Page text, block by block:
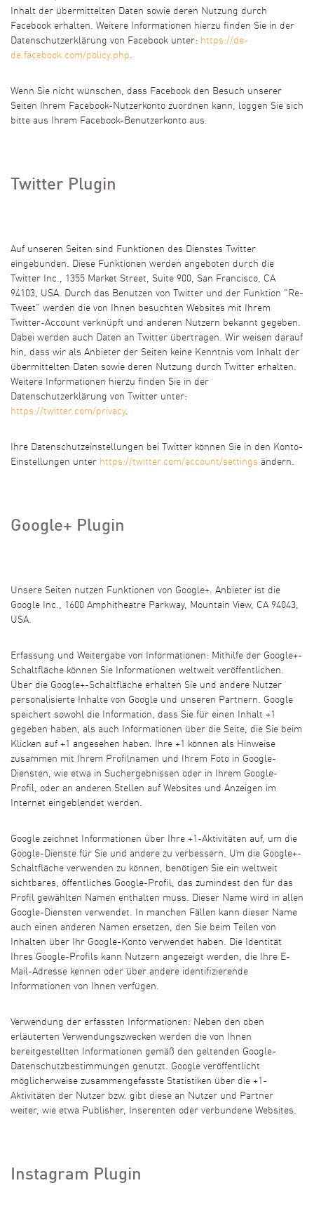
Inhalt der übermittelten Daten sowie deren Nutzung durch
Facebook erhalten. Weitere Informationen hierzu finden Sie in der
Datenschutzerklärung von Facebook unter: https://de-
de.facebook.com/policy.php.
Wenn Sie nicht wünschen, dass Facebook den Besuch unserer
Seiten Ihrem Facebook-Nutzerkonto zuordnen kann, loggen Sie sich
bitte aus Ihrem Facebook-Benutzerkonto aus.
Twitter Plugin
Auf unseren Seiten sind Funktionen des Dienstes Twitter
eingebunden. Diese Funktionen werden angeboten durch die
Twitter Inc., 1355 Market Street, Suite 900, San Francisco, CA
94103, USA. Durch das Benutzen von Twitter und der Funktion "Re-
Tweet" werden die von Ihnen besuchten Websites mit Ihrem
Twitter-Account verknüpft und anderen Nutzern bekannt gegeben.
Dabei werden auch Daten an Twitter übertragen. Wir weisen darauf
hin, dass wir als Anbieter der Seiten keine Kenntnis vom Inhalt der
übermittelten Daten sowie deren Nutzung durch Twitter erhalten.
Weitere Informationen hierzu finden Sie in der
Datenschutzerklärung von Twitter unter:
https://twitter.com/privacy.
Ihre Datenschutzeinstellungen bei Twitter können Sie in den Konto-
Einstellungen unter https://twitter.com/account/settings ändern.
Google+ Plugin
Unsere Seiten nutzen Funktionen von Google+. Anbieter ist die
Google Inc., 1600 Amphitheatre Parkway, Mountain View, CA 94043,
USA.
Erfassung und Weitergabe von Informationen: Mithilfe der Google+-
Schaltfläche können Sie Informationen weltweit veröffentlichen.
Über die Google+-Schaltfläche erhalten Sie und andere Nutzer
personalisierte Inhalte von Google und unseren Partnern. Google
speichert sowohl die Information, dass Sie für einen Inhalt +1
gegeben haben, als auch Informationen über die Seite, die Sie beim
Klicken auf +1 angesehen haben. Ihre +1 können als Hinweise
zusammen mit Ihrem Profilnamen und Ihrem Foto in Google-
Diensten, wie etwa in Suchergebnissen oder in Ihrem Google-
Profil, oder an anderen Stellen auf Websites und Anzeigen im
Internet eingeblendet werden.
Google zeichnet Informationen über Ihre +1-Aktivitäten auf, um die
Google-Dienste für Sie und andere zu verbessern. Um die Google+-
Schaltfläche verwenden zu können, benötigen Sie ein weltweit
sichtbares, öffentliches Google-Profil, das zumindest den für das
Profil gewählten Namen enthalten muss. Dieser Name wird in allen
Google-Diensten verwendet. In manchen Fällen kann dieser Name
auch einen anderen Namen ersetzen, den Sie beim Teilen von
Inhalten über Ihr Google-Konto verwendet haben. Die Identität
Ihres Google-Profils kann Nutzern angezeigt werden, die Ihre E-
Mail-Adresse kennen oder über andere identifizierende
Informationen von Ihnen verfügen.
Verwendung der erfassten Informationen: Neben den oben
erläuterten Verwendungszwecken werden die von Ihnen
bereitgestellten Informationen gemäß den geltenden Google-
Datenschutzbestimmungen genutzt. Google veröffentlicht
möglicherweise zusammengefasste Statistiken über die +1-
Aktivitäten der Nutzer bzw. gibt diese an Nutzer und Partner
weiter, wie etwa Publisher, Inserenten oder verbundene Websites.
Instagram Plugin